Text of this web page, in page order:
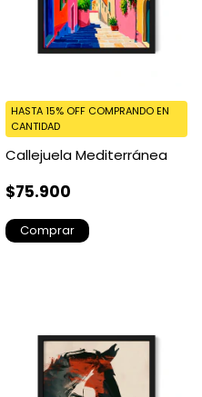
Callejuela Mediterránea
$75.900
HASTA 15% OFF COMPRANDO EN
CANTIDAD
Comprar